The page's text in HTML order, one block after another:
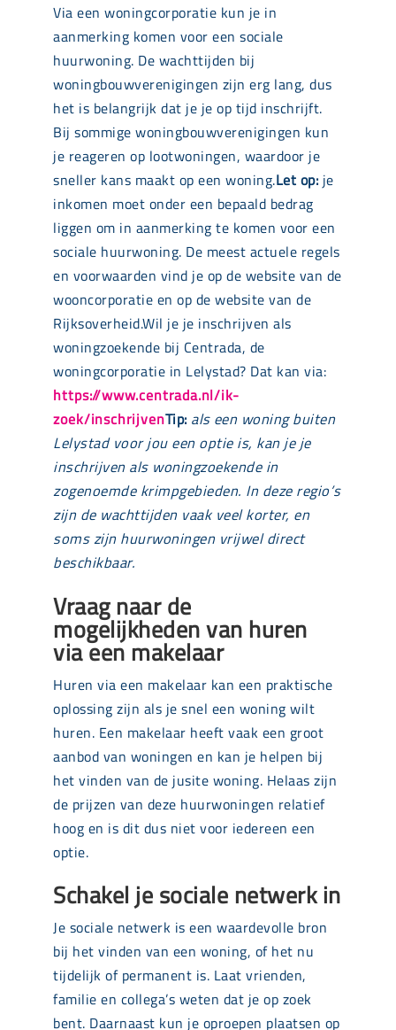
Via een woningcorporatie kun je in
aanmerking komen voor een sociale
huurwoning. De wachttijden bij
woningbouwverenigingen zijn erg lang, dus
het is belangrijk dat je je op tijd inschrijft.
Bij sommige woningbouwverenigingen kun
je reageren op lootwoningen, waardoor je
sneller kans maakt op een woning.Let op: je
inkomen moet onder een bepaald bedrag
liggen om in aanmerking te komen voor een
sociale huurwoning. De meest actuele regels
en voorwaarden vind je op de website van de
wooncorporatie en op de website van de
Rijksoverheid.Wil je je inschrijven als
woningzoekende bij Centrada, de
woningcorporatie in Lelystad? Dat kan via:
https://www.centrada.nl/ik-
zoek/inschrijvenTip: als een woning buiten
Lelystad voor jou een optie is, kan je je
inschrijven als woningzoekende in
zogenoemde krimpgebieden. In deze regio’s
zijn de wachttijden vaak veel korter, en
soms zijn huurwoningen vrijwel direct
beschikbaar.
Vraag naar de
mogelijkheden van huren
via een makelaar
Huren via een makelaar kan een praktische
oplossing zijn als je snel een woning wilt
huren. Een makelaar heeft vaak een groot
aanbod van woningen en kan je helpen bij
het vinden van de jusite woning. Helaas zijn
de prijzen van deze huurwoningen relatief
hoog en is dit dus niet voor iedereen een
optie.
Schakel je sociale netwerk in
Je sociale netwerk is een waardevolle bron
bij het vinden van een woning, of het nu
tijdelijk of permanent is. Laat vrienden,
familie en collega’s weten dat je op zoek
bent. Daarnaast kun je oproepen plaatsen op